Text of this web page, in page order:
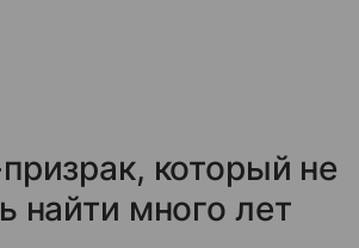
который не
найти много лет